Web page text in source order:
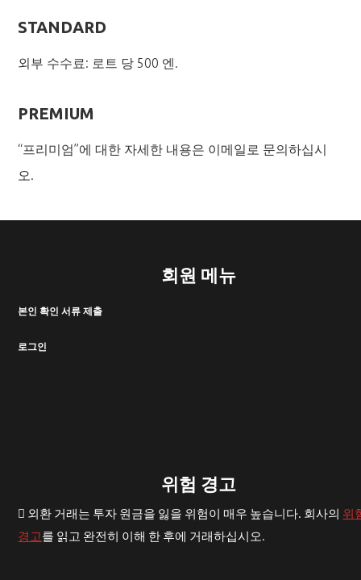
STANDARD
외부 수수료: 로트 당 500 엔.
PREMIUM
“프리미엄”에 대한 자세한 내용은 이메일로 문의하십시
오.
회원 메뉴
본인 확인 서류 제출
로그인
위험 경고
외환 거래는 투자 원금을 잃을 위험이 매우 높습니다. 회사의 위
경고를 읽고 완전히 이해 한 후에 거래하십시오.